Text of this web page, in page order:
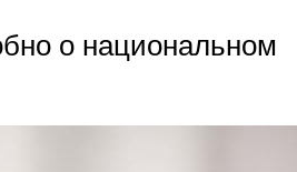
о национальном